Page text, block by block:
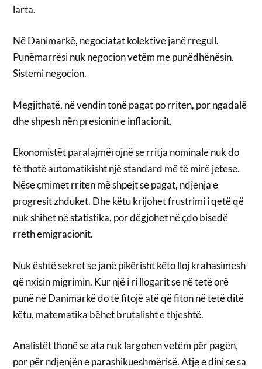
larta.
Në Danimarkë, negociatat kolektive janë rregull.
Punëmarrësi nuk negocion vetëm me punëdhënësin.
Sistemi negocion.
Megjithatë, në vendin tonë pagat po rriten, por ngadalë
dhe shpesh nën presionin e inflacionit.
Ekonomistët paralajmërojnë se rritja nominale nuk do
të thotë automatikisht një standard më të mirë jetese.
Nëse çmimet rriten më shpejt se pagat, ndjenja e
progresit zhduket. Dhe këtu krijohet frustrimi i qetë që
nuk shihet në statistika, por dëgjohet në çdo bisedë
rreth emigracionit.
Nuk është sekret se janë pikërisht këto lloj krahasimesh
që nxisin migrimin. Kur një i ri llogarit se në tetë orë
punë në Danimarkë do të fitojë atë që fiton në tetë ditë
këtu, matematika bëhet brutalisht e thjeshtë.
Analistët thonë se ata nuk largohen vetëm për pagën,
por për ndjenjën e parashikueshmërisë. Atje e dini se sa